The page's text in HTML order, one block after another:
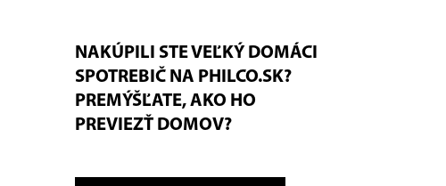
NAKÚPILI STE VEĽKÝ DOMÁCI
SPOTREBIČ NA PHILCO.SK?
PREMÝŠĽATE, AKO HO
PREVIEZŤ DOMOV?